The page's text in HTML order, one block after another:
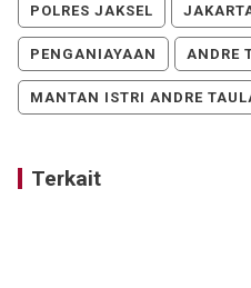
POLRES JAKSEL
PENGANIAYAAN ANDRE
MANTAN ISTRI ANDRE
Terkait